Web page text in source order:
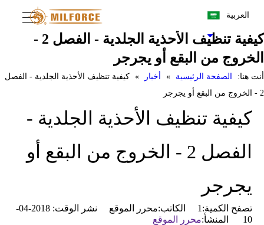
العربية
كيفية تنظيف الأحذية الجلدية - الفصل 2 -
الخروج من البقع أو يجرجر
أنت هنا: الصفحة الرئيسية » أخبار » كيفية تنظيف الأحذية الجلدية - الفصل
2 - الخروج من البقع أو يجرجر
كيفية تنظيف الأحذية الجلدية -
الفصل 2 - الخروج من البقع أو
يجرجر
تصفح الكمية: 1
الكاتب:محرر الموقع نشر الوقت: 2018-04-
10 المنشأ:
محرر الموقع